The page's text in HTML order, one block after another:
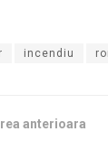
incendiu
anterioara